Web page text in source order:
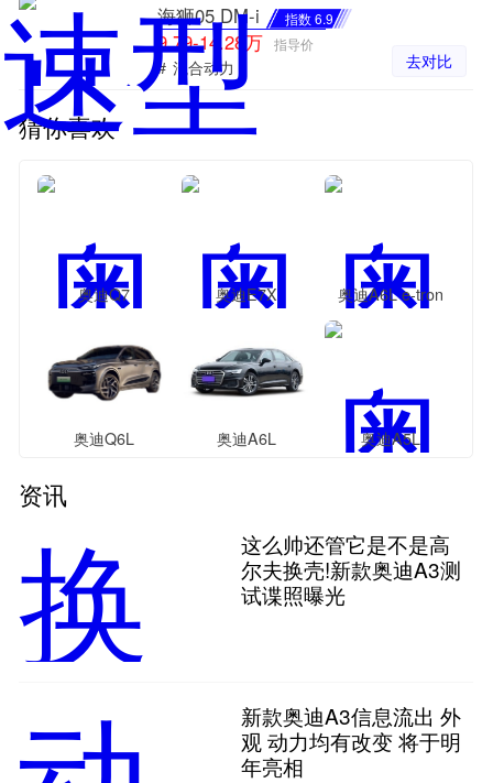
海狮05 DM-i 指数 6.9
9.79-14.28万 指导价
# 混合动力 去对比
猜你喜欢
奥迪Q7 奥迪E7X 奥迪A6L e-tron
奥迪Q6L
奥迪A6L 奥迪A5L
资讯
这么帅还管它是不是高
尔夫换壳!新款奥迪A3测
试谍照曝光
新款奥迪A3信息流出 外
观 动力均有改变 将于明
年亮相